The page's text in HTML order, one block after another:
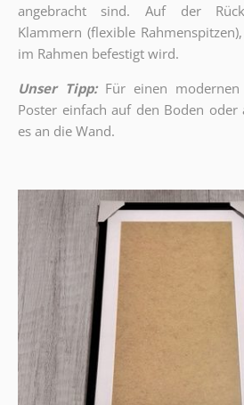
angebracht sind.
Auf der
Klammern (flexible
im Rahmen befestigt wird.
Unser Tipp: Für einen
Poster einfach auf den Boden
es an die Wand.